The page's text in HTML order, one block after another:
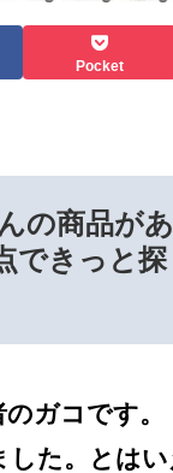
Pocket
の商品が
できっと
ガコです。
た。とは